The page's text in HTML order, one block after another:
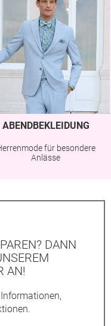
ABENDBEKLEIDUNG
für besondere
Anlässe
DANN
AN!